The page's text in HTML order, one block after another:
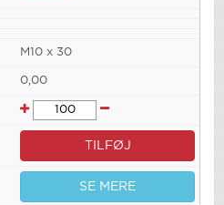
M10 x 30
0,00
TILFØJ
SE MERE